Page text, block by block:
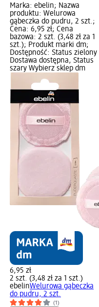
Marka: ebelin; Nazwa
produktu: Welurowa
gąbeczka do pudru, 2 szt.;
Cena: 6,95 zł; Cena
bazowa: 2 szt. (3,48 zł za 1
szt.); Produkt marki dm;
Dostępność: Status zielony
Dostawa dostępna, Status
szary Wybierz sklep dm
6,95 zł
2 szt. (3,48 zł za 1 szt.)
ebelinWelurowa gąbeczka
do pudru, 2 szt.
(1)